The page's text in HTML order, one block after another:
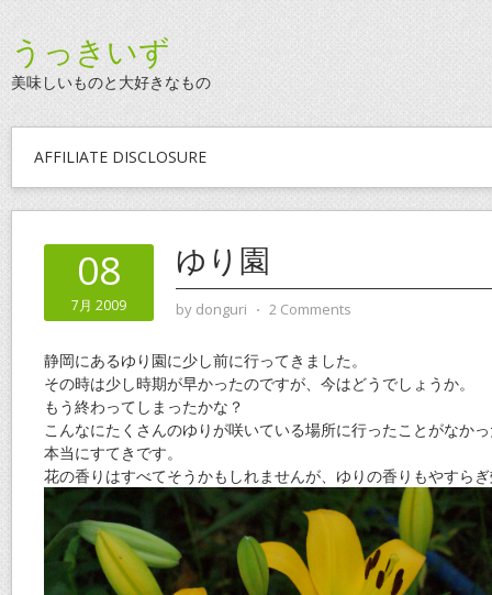
うっきいず
美味しいものと大好きなもの
AFFILIATE DISCLOSURE
08
7月 2009
ゆり園
by donguri ⋅ 2 Comments
静岡にあるゆり園に少し前に行ってきました。
その時は少し時期が早かったのですが、今はどうでしょうか。
もう終わってしまったかな？
こんなにたくさんのゆりが咲いている場所に行ったことがなか
本当にすてきです。
花の香りはすべてそうかもしれませんが、ゆりの香りもやすら